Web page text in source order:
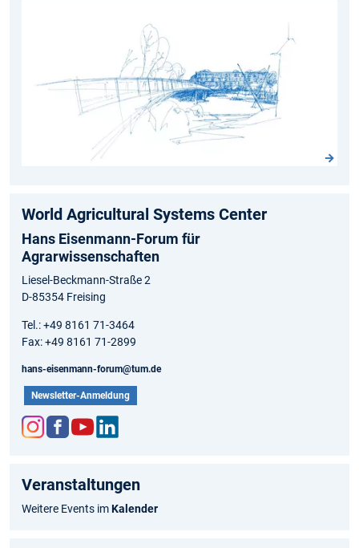
World Agricultural Systems Center
Hans Eisenmann-Forum für
Agrarwissenschaften
Liesel-Beckmann-Straße 2
D-85354 Freising
Tel.: +49 8161 71-3464
Fax: +49 8161 71-2899
hans-eisenmann-forum@tum.de
Newsletter-Anmeldung
am
ok
e
Veranstaltungen
Weitere Events imKalender